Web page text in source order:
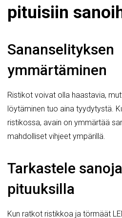
pituisiin
Sananselityksen
ymmärtäminen
Ristikot voivat olla haastavia,
löytäminen tuo aina tyydytystä.
ristikossa, avain on ymmärtää
mahdolliset vihjeet ympärillä.
Tarkastele
pituuksilla
Kun ratkot ristikkoa ja törmäät